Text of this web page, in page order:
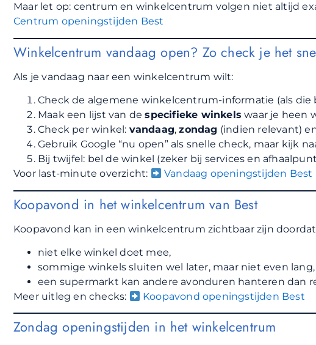
Maar let op: centrum en winkelcentrum volgen niet altijd
Centrum openingstijden Best
Winkelcentrum vandaag open? Zo check je het
Als je vandaag naar een winkelcentrum wilt:
Check de algemene winkelcentrum-informatie (als die
Maak een lijst van despecifieke winkels waar je heen
Check per winkel: vandaag,zondag (indien relevant)
Gebruik Google “nu open” als snelle check, maar kijk
Bij twijfel: bel de winkel (zeker bij services en
Voor last-minute overzicht:
Vandaag openingstijden Best
Koopavond in het winkelcentrum van Best
Koopavond kan in een winkelcentrum zichtbaar zijn
niet elke winkel doet mee,
sommige winkels sluiten wel later, maar niet even lang,
een supermarkt kan andere avonduren hanteren dan
Meer uitleg en checks:
Koopavond openingstijden Best
Zondag openingstijden in het winkelcentrum